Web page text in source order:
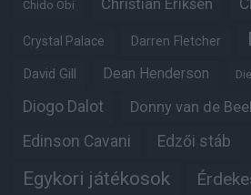
Chido Obi Christian Eriksen
Crystal Palace Darren Fletcher
David Gill Dean Henderson
Diogo Dalot Donny van de
Edinson Cavani Edzői stáb
Egykori játékosok